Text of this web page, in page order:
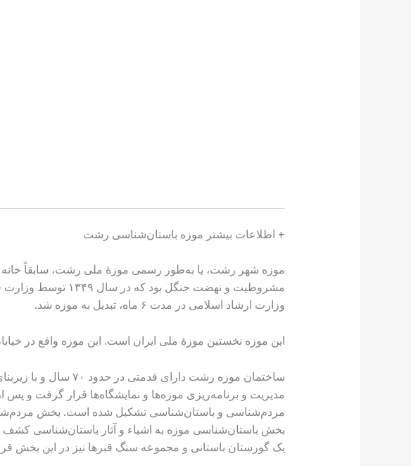
+ اطلاعات بیشتر موزه باستان‌شناسی رشت
موزه شهر رشت، یا به‌طور رسمی موزهٔ ملی رشت، سابقاً خانه
وزارت ارشاد اسلامی در مدت ۶ ماه، تبدیل به موزه شد.
این موزه نخستین موزهٔ ملی ایران است. این موزه واقع در
مردم‌شناسی و باستان‌شناسی تشکیل شده است. بخش
بخش باستان‌شناسی موزه به اشیاء و آثار باستان‌شناسی کشف
یک گورستان باستانی و مجموعه سنگ قبرها نیز در این بخش